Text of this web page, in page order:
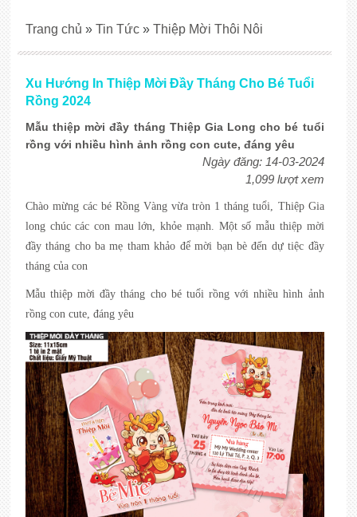
Xu Hướng In Thiệp Mời Đầy Tháng Cho Bé Tuổi
Rồng 2024
Mẫu thiệp mời đầy tháng Thiệp Gia Long cho bé tuổi
rồng với nhiều hình ảnh rồng con cute, đáng yêu
Ngày đăng: 14-03-2024
1,099 lượt xem
Chào mừng các bé Rồng Vàng vừa tròn 1 tháng tuổi, Thiệp Gia
long chúc các con mau lớn, khỏe mạnh. Một số mẫu thiệp mời
đầy tháng cho ba mẹ tham khảo để mời bạn bè đến dự tiệc đầy
tháng của con
Mẫuthiệp mời đầy tháng cho bé tuổi rồng với nhiều hình ảnh
rồng con cute, đáng yêu
Trang chủ » Tin Tức » Thiệp Mời Thôi Nôi